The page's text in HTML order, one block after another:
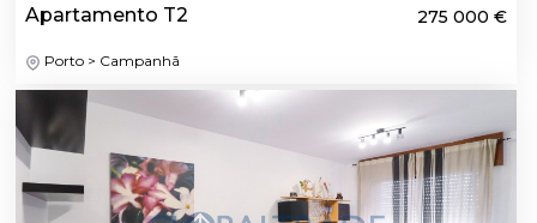
Apartamento T2 275 000 €
Porto > Campanhã